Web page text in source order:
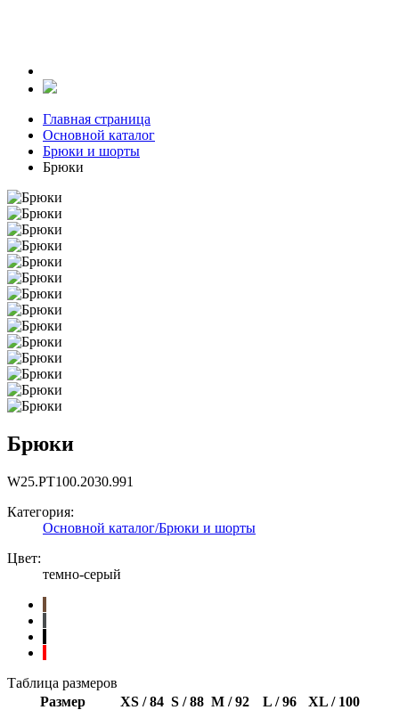
Главная страница
Основной каталог
Брюки и шорты
Брюки
Брюки
W25.PT100.2030.991
Категория:
Основной каталог/Брюки и шорты
Цвет:
темно-серый
Таблица размеров
Размер
XS / 84 S / 88 M / 92 L / 96
XL / 100